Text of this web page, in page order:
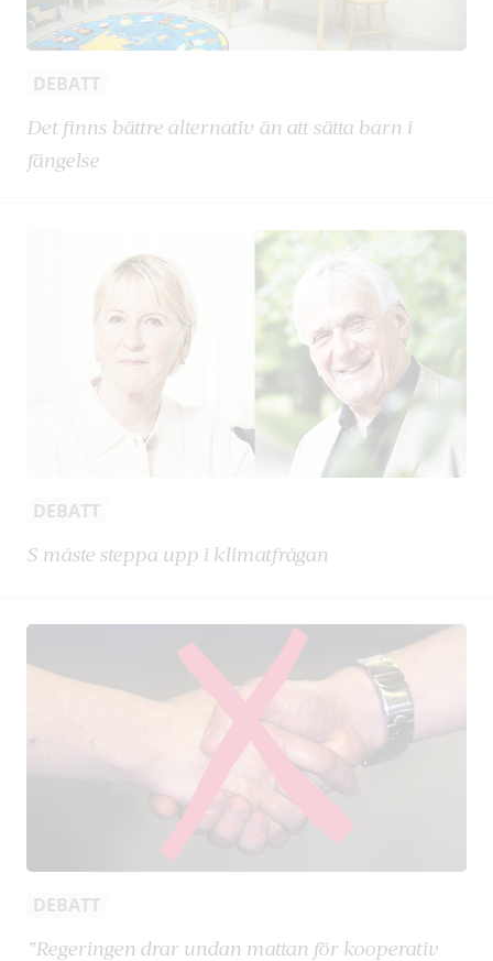
DEBATT
Det finns bättre alternativ än att sätta barn i
fängelse
DEBATT
S måste steppa upp i klimatfrågan
DEBATT
”Regeringen drar undan mattan för kooperativ